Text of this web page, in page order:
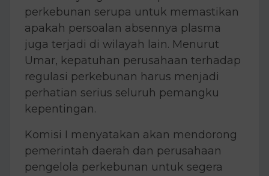
perkebunan serupa untuk memastikan
apakah persoalan absennya plasma
juga terjadi di wilayah lain. Menurut
Umar, kepatuhan perusahaan terhadap
regulasi perkebunan harus menjadi
perhatian serius seluruh pemangku
kepentingan.
Komisi I menyatakan akan mendorong
pemerintah daerah dan perusahaan
pengelola perkebunan untuk segera